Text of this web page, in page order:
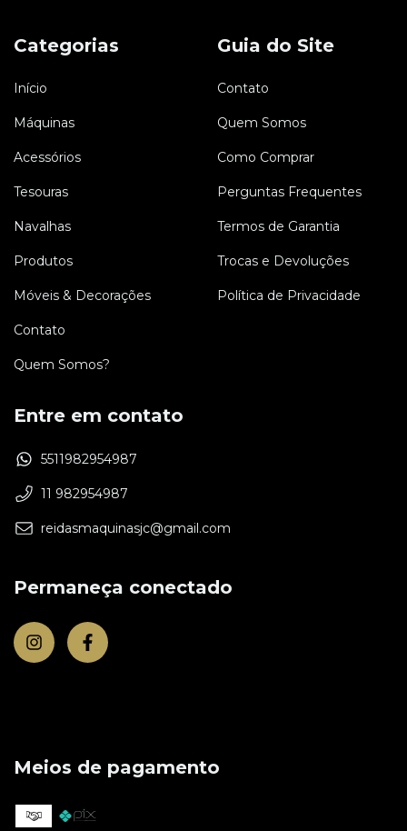
Categorias
Início
Máquinas
Acessórios
Tesouras
Navalhas
Produtos
Móveis & Decorações
Contato
Quem Somos?
Guia do Site
Contato
Quem Somos
Como Comprar
Perguntas Frequentes
Termos de Garantia
Trocas e Devoluções
Política de Privacidade
Entre em contato
5511982954987
11 982954987
reidasmaquinasjc@gmail.com
Permaneça conectado
Meios de pagamento